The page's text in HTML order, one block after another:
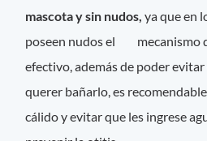
mascota y sin nudos,ya que en
poseen nudos el mecanismo
efectivo, además de poder evitar
querer bañarlo, es
cálido y evitar que les ingrese